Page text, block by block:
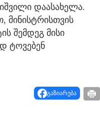
დაასახელა.
მინისტრისთვის
შემდეგ მისი
ტოვებენ
გაზიარება